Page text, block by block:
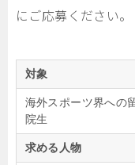
にご応募ください。
対象
海外スポーツ界への
院生
求める人物